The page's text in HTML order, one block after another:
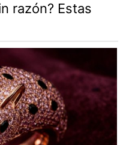
razón? Estas